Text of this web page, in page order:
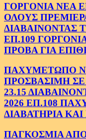
ΓΟΡΓΟΝΙΑ ΝΕΑ
ΟΛΟΥΣ
ΔΙΑΒΑΙΝΟΝΤΑΣ
ΕΠ.109
ΠΡΟΒΑ ΓΙΑ
ΠΑΧΥΜΕΤΩΠΟ
ΠΡΟΣΒΑΣΙΜΗ
23.15
2026 ΕΠ.108
ΔΙΑΒΑΤΗΡΙΑ
ΠΑΓΚΟΣΜΙΑ